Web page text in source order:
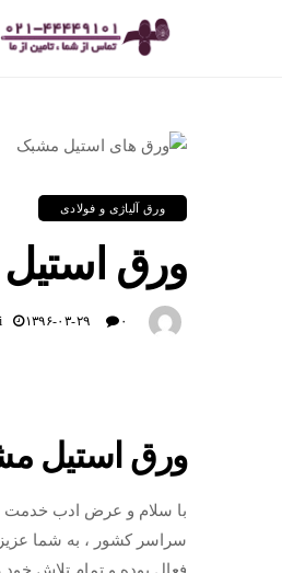
ورق آلیاژی و فولادی
ورق استیل –
۱۳۹۶-۰۳-۲۹ ۰ نظر
ورق استیل مشبک
با سلام و عرض ادب خدمت
سراسر کشور ، به شما